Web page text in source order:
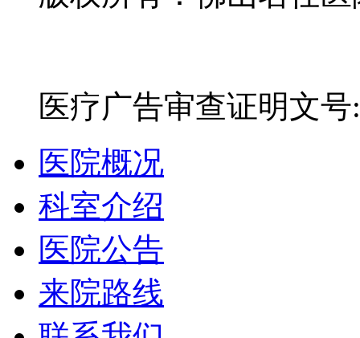
医疗广告审查证明文
医院概况
科室介绍
医院公告
来院路线